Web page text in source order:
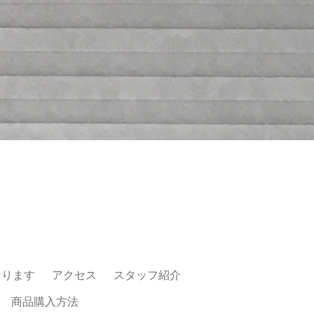
ます アクセス スタッフ紹介
商品購入方法